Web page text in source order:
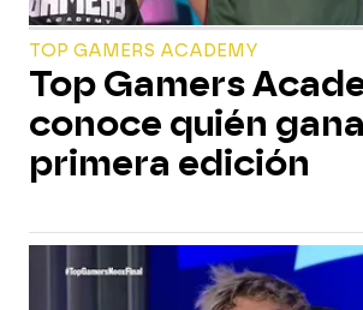
TOP GAMERS ACADEMY
Top Gamers
conoce quién
primera edición